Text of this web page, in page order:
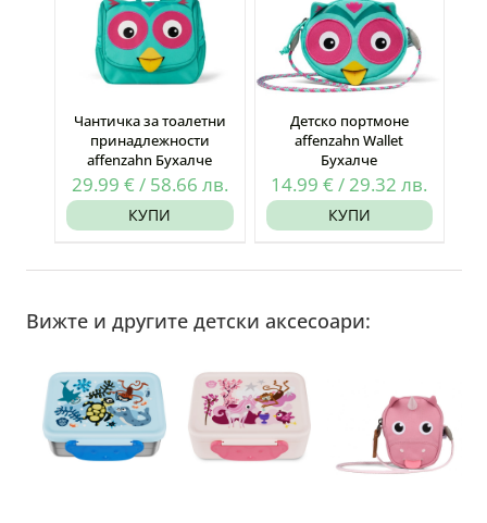
Чантичка за тоалетни
принадлежности
affenzahn Бухалче
29.99 € / 58.66 лв.
КУПИ
Детско портмоне
affenzahn Wallet
Бухалче
14.99€ /29.32лв.
КУПИ
Вижте и другите детски аксесоари: